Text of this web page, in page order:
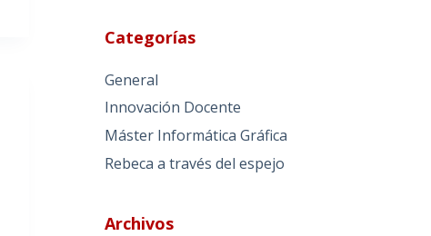
Categorías
General
Innovación Docente
Máster Informática Gráfica
Rebeca a través del espejo
Archivos